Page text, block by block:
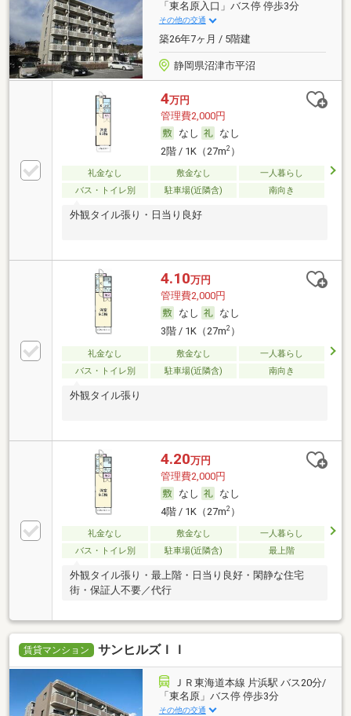
「東名原入口」バス停 停歩3分
その他の交通
築26年7ヶ月 / 5階建
静岡県沼津市平沼
4万円
管理費2,000円
なし
なし
2階 / 1K（27m2）
礼金なし 敷金なし
一人暮らし
バス・トイレ別
駐車場(近隣含) 南向き
外観タイル張り・日当り良好
4.10万円
管理費2,000円
なし
なし
3階 / 1K（27m2）
礼金なし 敷金なし
一人暮らし
バス・トイレ別
駐車場(近隣含) 南向き
外観タイル張り
4.20万円
管理費2,000円
なし
なし
4階 / 1K（27m2）
礼金なし 敷金なし
一人暮らし
バス・トイレ別
駐車場(近隣含) 最上階
外観タイル張り・最上階・日当り良好・閑静な住宅
街・保証人不要／代行
賃貸マンション サンヒルズＩＩ
ＪＲ東海道本線 片浜駅 バス20分/
「東名原」バス停 停歩3分
その他の交通